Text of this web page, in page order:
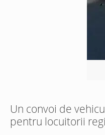
Un convoi de
pentru locuitorii